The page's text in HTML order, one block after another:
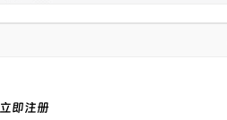
立即注册